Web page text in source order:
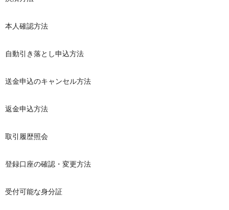
本人確認方法
自動引き落とし申込方法
送金申込のキャンセル方法
返金申込方法
取引履歴照会
登録口座の確認・変更方法
受付可能な身分証